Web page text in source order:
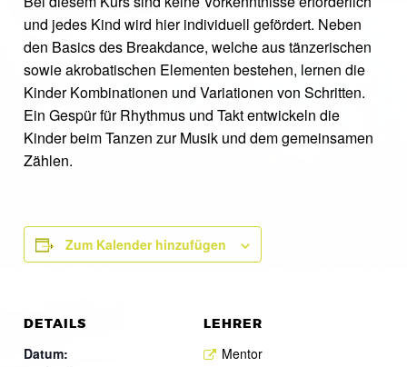
und jedes Kind wird hier individuell gefördert. Neben
den Basics des Breakdance, welche aus tänzerischen
sowie akrobatischen Elementen bestehen, lernen die
Kinder Kombinationen und Variationen von Schritten.
Ein Gespür für Rhythmus und Takt entwickeln die
Kinder beim Tanzen zur Musik und dem gemeinsamen
Zählen.
Zum Kalender hinzufügen
DETAILS
Datum:
LEHRER
Mentor